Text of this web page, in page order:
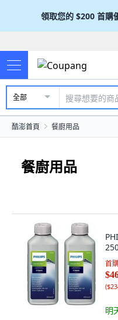
領取您的 $200 首購
全部
酷澎首頁 餐廚用品
餐廚用品
首
(
明